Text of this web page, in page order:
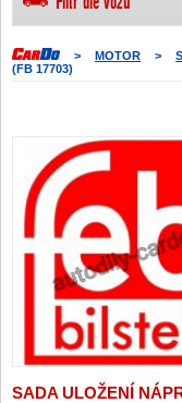
> MOTOR >
(FB 17703)
SADA ULOŽENÍ